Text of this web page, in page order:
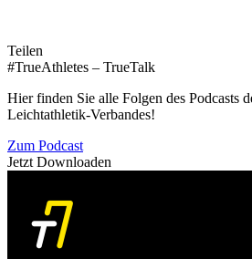
Teilen
#TrueAthletes – TrueTalk
Hier finden Sie alle Folgen des Podcasts
Leichtathletik-Verbandes!
Zum Podcast
Jetzt Downloaden